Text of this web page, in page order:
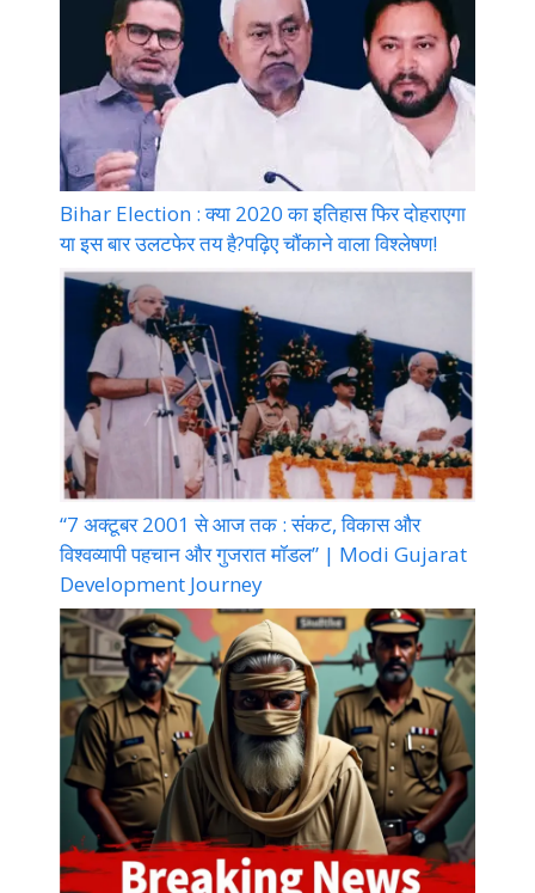
Bihar Election : क्या 2020 का इतिहास फिर दोहराएगा
या इस बार उलटफेर तय है?पढ़िए चौंकाने वाला विश्लेषण!
“7 अक्टूबर 2001 से आज तक : संकट, विकास और
विश्वव्यापी पहचान और गुजरात मॉडल” | Modi Gujarat
Development Journey